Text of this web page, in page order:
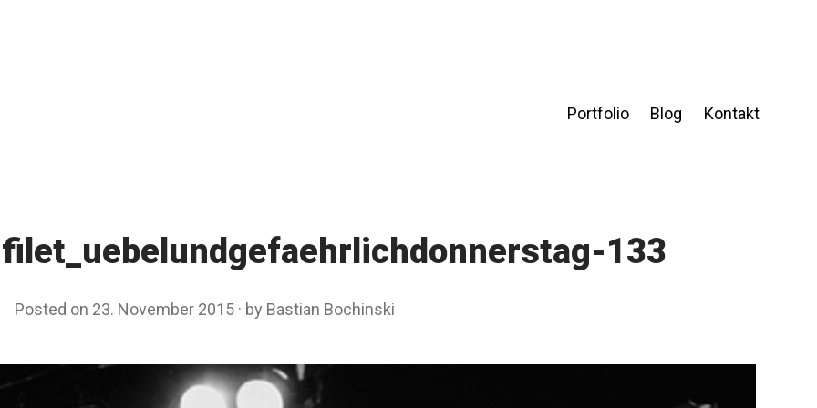
Portfolio Blog Kontakt
133
Posted on 23. November 2015 by Bastian Bochinski